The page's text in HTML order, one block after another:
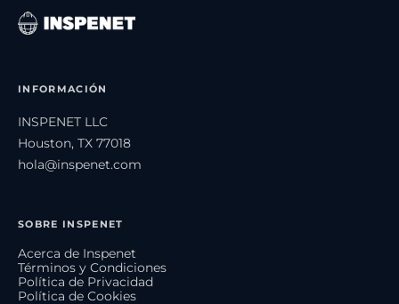
INFORMACIÓN
INSPENET LLC
Houston, TX 77018
hola@inspenet.com
SOBRE INSPENET
Acerca de Inspenet
Términos y Condiciones
Política de Privacidad
Política de Cookies